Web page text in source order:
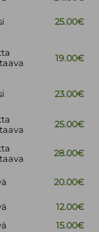
25.00€
19.00€
23.00€
25.00€
28.00€
20.00€
12.00€
15.00€